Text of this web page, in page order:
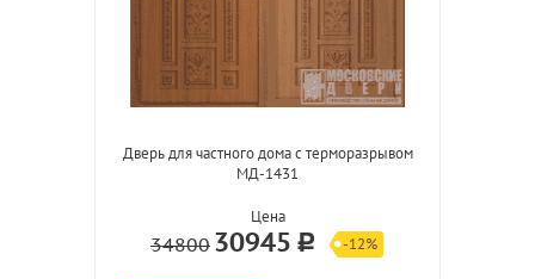
Дверь для частного дома с терморазрывом
МД-1431
Цена
34800 30945 -12%